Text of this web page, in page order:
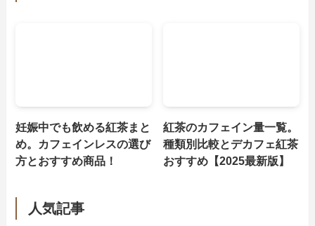
妊娠中でも飲める紅茶まと
め。カフェインレスの選び
方とおすすめ商品！
紅茶のカフェイン量一覧。
種類別比較とデカフェ紅茶
おすすめ【2025最新版】
人気記事